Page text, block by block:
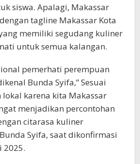
siswa. Apalagi, Makassar
tagline Makassar Kota
memiliki segudang kuliner
untuk semua kalangan.
pemerhati perempuan
Bunda Syifa,” Sesuai
karena kita Makassar
menjadikan percontohan
citarasa kuliner
Syifa, saat dikonfirmasi
2025.